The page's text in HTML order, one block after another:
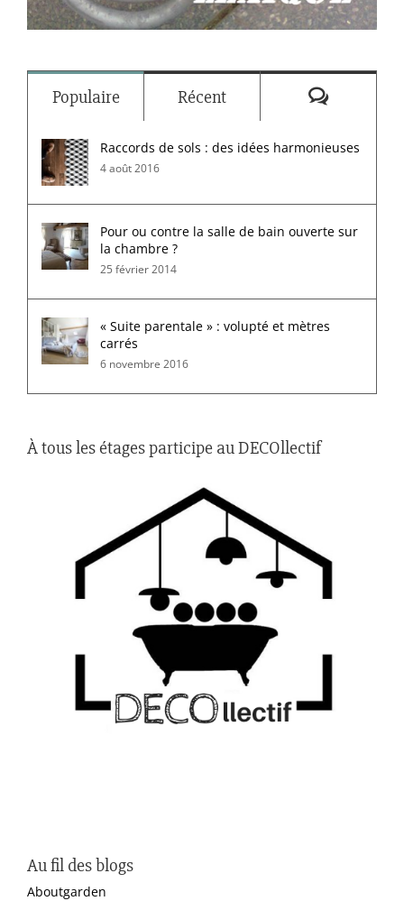
Populaire Récent
Raccords de sols : des idées harmonieuses
4 août 2016
Pour ou contre la salle de bain ouverte sur
la chambre ?
25 février 2014
« Suite parentale » : volupté et mètres
carrés
6 novembre 2016
À tous les étages participe au DECOllectif
Au fil des blogs
Aboutgarden